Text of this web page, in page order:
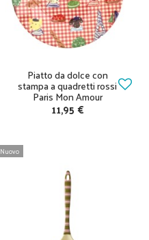
Piatto da dolce con
stampa a quadretti rossi
Paris Mon Amour
11,95 €
Nuovo